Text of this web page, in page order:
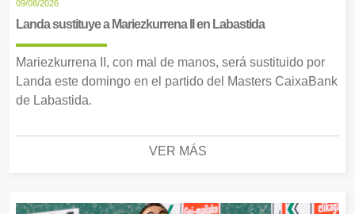
09/08/2026
Landa sustituye a Mariezkurrena II en Labastida
Mariezkurrena II, con mal de manos, será sustituido por
Landa este domingo en el partido del Masters CaixaBank
de Labastida.
VER MÁS